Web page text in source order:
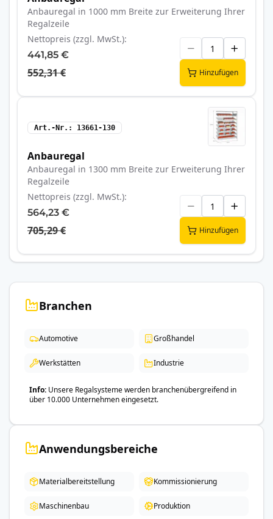
Anbauregal in 1000 mm Breite zur Erweiterung Ihrer
Regalzeile
Nettopreis (zzgl. MwSt.)
441,85 €
552,31 € Hinzufügen
Art.-Nr. 13661-130
Anbauregal
Anbauregal in 1300 mm Breite zur Erweiterung Ihrer
Regalzeile
Nettopreis (zzgl. MwSt.)
564,23 €
705,29 € Hinzufügen
Branchen
Automotive Großhandel
Werkstätten Industrie
Info Unsere Regalsysteme werden branchenübergreifend in
über 10.000 Unternehmen eingesetzt.
Anwendungsbereiche
Materialbereitstellung Kommissionierung
Maschinenbau Produktion